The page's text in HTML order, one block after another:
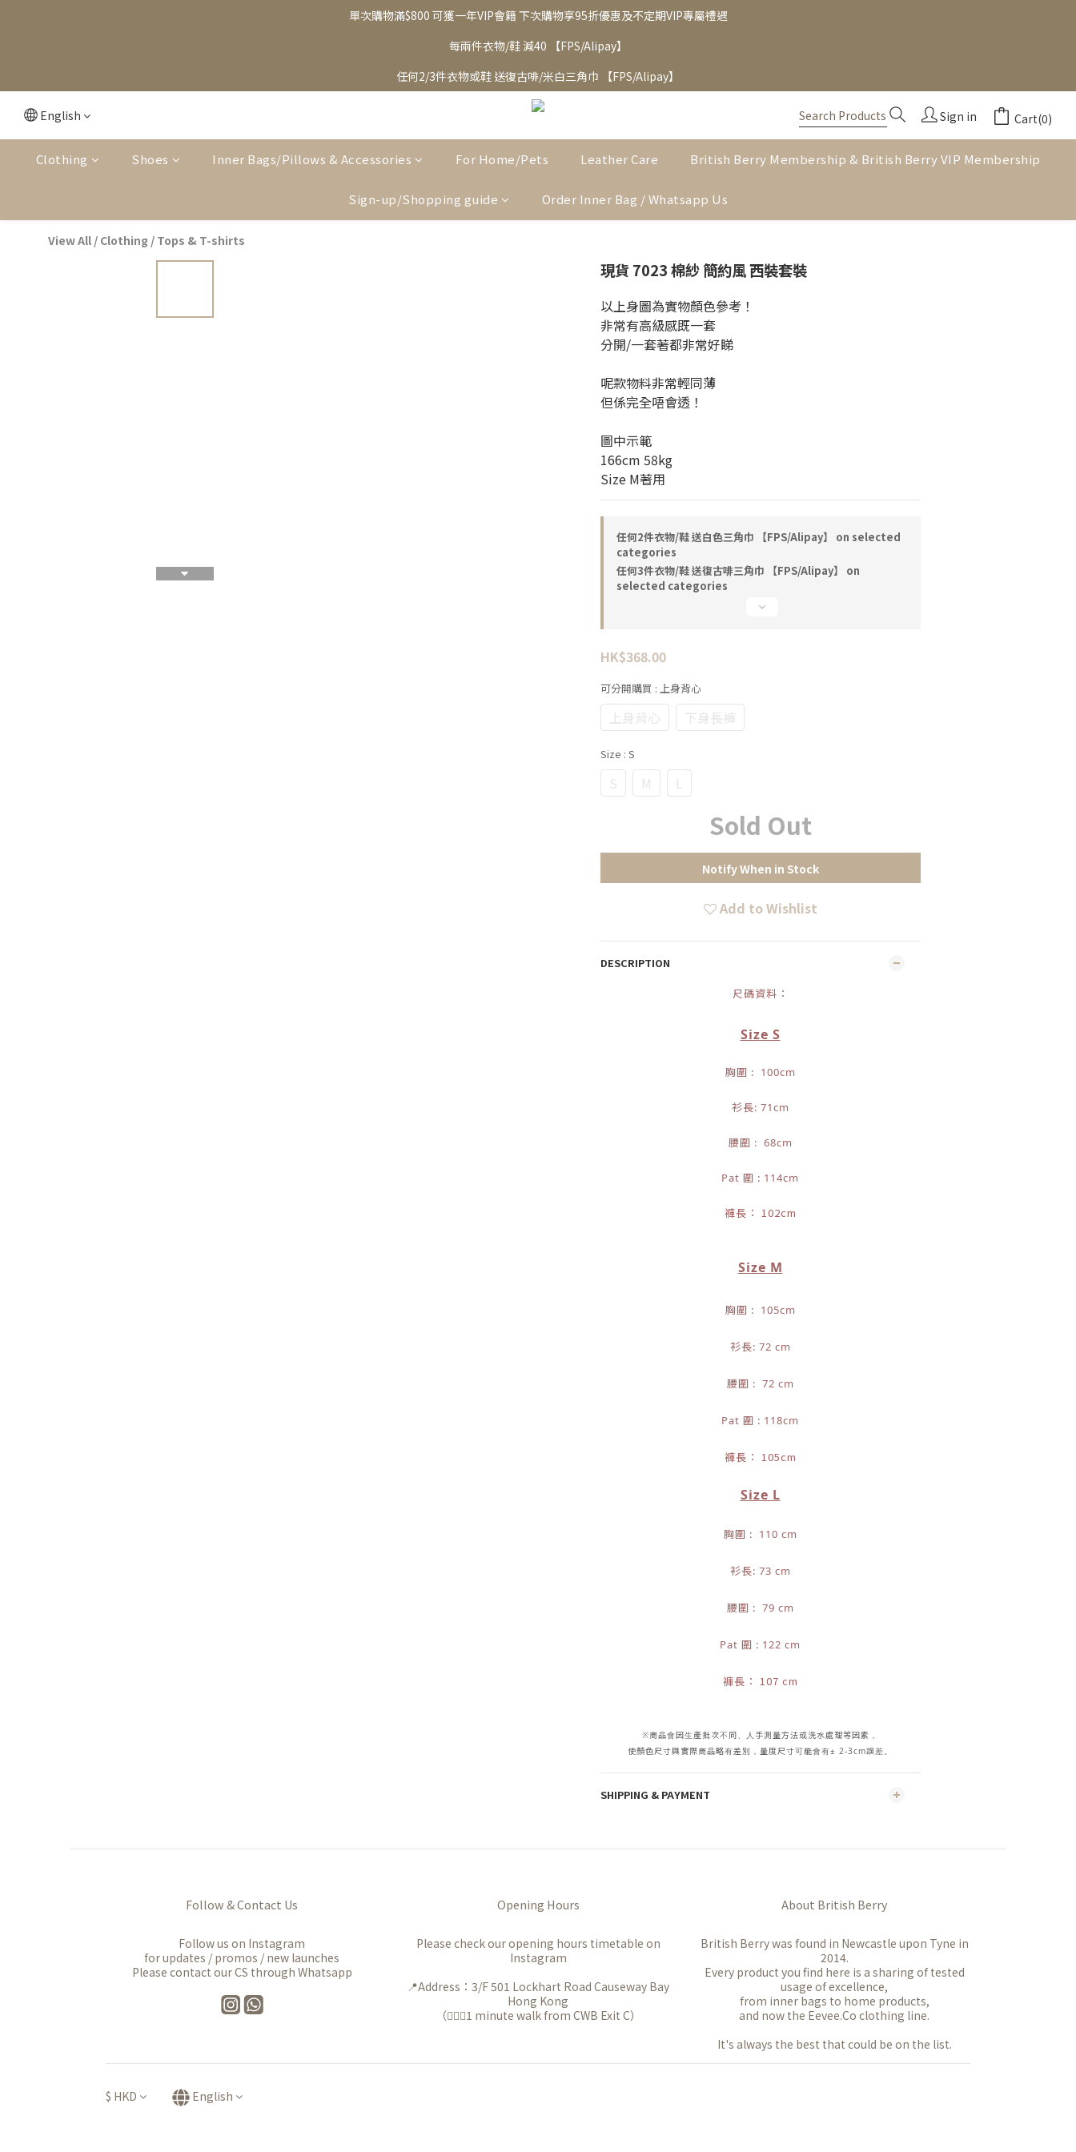
單次購物滿$800 可獲一年VIP會籍 下次購物享95折優惠及不定期VIP專屬禮遇
每兩件衣物/鞋 減40 【FPS/Alipay】
任何2/3件衣物或鞋 送復古啡/米白三角巾 【FPS/Alipay】
English Sign in Cart(0)
Clothing Shoes Inner Bags/Pillows & Accessories For Home/Pets Leather Care British Berry Membership & British Berry VIP Membership
Sign-up/Shopping guide Order Inner Bag / Whatsapp Us
View All / Clothing / Tops & T-shirts
現貨 7023 棉紗 簡約風 西裝套裝
以上身圖為實物顏色參考！
非常有高級感既一套
分開/一套著都非常好睇
呢款物料非常輕同薄
但係完全唔會透！
圖中示範
166cm 58kg
Size M著用
任何2件衣物/鞋 送白色三角巾 【FPS/Alipay】 on selected
categories
任何3件衣物/鞋 送復古啡三角巾 【FPS/Alipay】 on
selected categories
HK$368.00
可分開購買 : 上身背心
上身背心 下身長褲
Size : S
S M L
Sold Out
Notify When in Stock
Add to Wishlist
DESCRIPTION
尺碼資料：
Size S
胸圍 : 100cm
衫長: 71cm
腰圍 : 68cm
Pat 圍 : 114cm
褲長： 102cm
Size M
胸圍 : 105cm
衫長: 72 cm
腰圍 : 72 cm
Pat 圍 : 118cm
褲長： 105cm
Size L
胸圍 : 110 cm
衫長: 73 cm
腰圍 : 79 cm
Pat 圍 : 122 cm
褲長： 107 cm
※商品會因生產批次不同、人手測量方法或洗水處理等因素，
使顏色尺寸與實際商品略有差別，量度尺寸可能會有± 2-3cm誤差。
SHIPPING & PAYMENT
Follow & Contact Us
Follow us on Instagram
for updates / promos / new launches
Please contact our CS through Whatsapp
Opening Hours
Please check our opening hours timetable on
Instagram
📍Address：3/F 501 Lockhart Road Causeway Bay
Hong Kong
（🚶🏻‍♀️1 minute walk from CWB Exit C）
About British Berry
British Berry was found in Newcastle upon Tyne in
2014.
Every product you find here is a sharing of tested
usage of excellence,
from inner bags to home products,
and now the Eevee.Co clothing line.
It's always the best that could be on the list.
$ HKD English